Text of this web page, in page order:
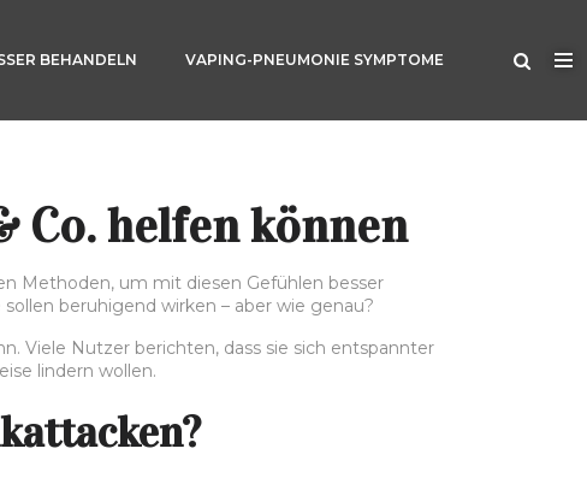
BEHANDELN VAPING-PNEUMONIE SYMPTOME
Co. helfen können
Methoden, um mit diesen Gefühlen besser
beruhigend wirken – aber wie genau?
Viele Nutzer berichten, dass sie sich entspannter
lindern wollen.